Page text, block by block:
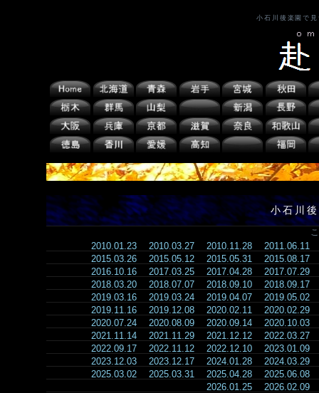
小石川後楽園で
小石川
2010.01.23 2010.03.27 2010.11.28
2011.06.11
2015.03.26
2015.05.12 2015.05.31
2015.08.17
2016.10.16
2017.03.25 2017.04.28
2017.07.29
2018.03.20
2018.07.07 2018.09.10
2018.09.17
2019.03.16
2019.03.24 2019.04.07
2019.05.02
2019.11.16
2019.12.08 2020.02.11
2020.02.29
2020.07.24
2020.08.09 2020.09.14
2020.10.03
2021.11.14
2021.11.29 2021.12.12
2022.03.27
2022.09.17
2022.11.12 2022.12.10
2023.01.09
2023.12.03
2023.12.17 2024.01.28
2024.03.29
2025.03.02
2025.03.31 2025.04.28
2025.06.08
2026.01.25
2026.02.09